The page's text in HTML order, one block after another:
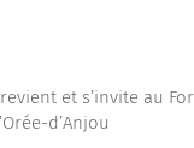
et s’invite au
d’Anjou